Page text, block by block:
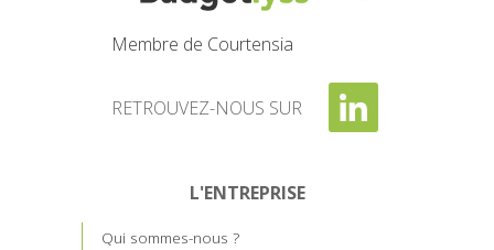
Membre de Courtensia
RETROUVEZ-NOUS SUR
L'ENTREPRISE
Qui sommes-nous ?